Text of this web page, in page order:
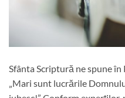
Sfânta Scriptură ne spune
„Mari sunt lucrările